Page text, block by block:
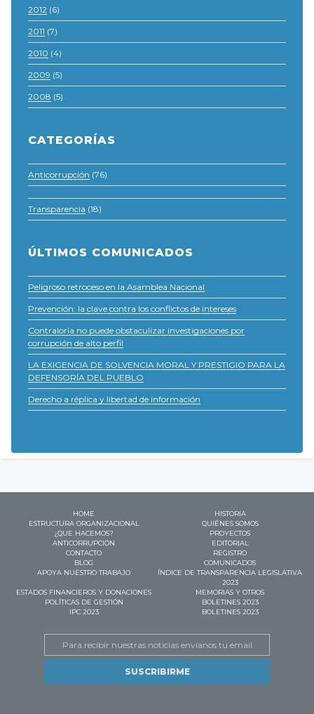
2012 (6)
2011 (7)
2010 (4)
2009 (5)
2008 (5)
CATEGORÍAS
Anticorrupción (76)
·
Transparencia (18)
ÚLTIMOS COMUNICADOS
Peligroso retroceso en la Asamblea Nacional
Prevención: la clave contra los conflictos de intereses
Contraloría no puede obstaculizar investigaciones por
corrupción de alto perfil
LA EXIGENCIA DE SOLVENCIA MORAL Y PRESTIGIO PARA LA
DEFENSORÍA DEL PUEBLO
Derecho a réplica y libertad de información
HOME
HISTORIA
ESTRUCTURA ORGANIZACIONAL
QUIÉNES SOMOS
¿QUE HACEMOS?
PROYECTOS
ANTICORRUPCIÓN
EDITORIAL
CONTACTO
REGISTRO
BLOG
COMUNICADOS
APOYA NUESTRO TRABAJO
ÍNDICE DE TRANSPARENCIA LEGISLATIVA
2023
ESTADOS FINANCIEROS Y DONACIONES
MEMORIAS Y OTROS
POLÍTICAS DE GESTIÓN
BOLETINES 2023
IPC 2023
BOLETINES 2023